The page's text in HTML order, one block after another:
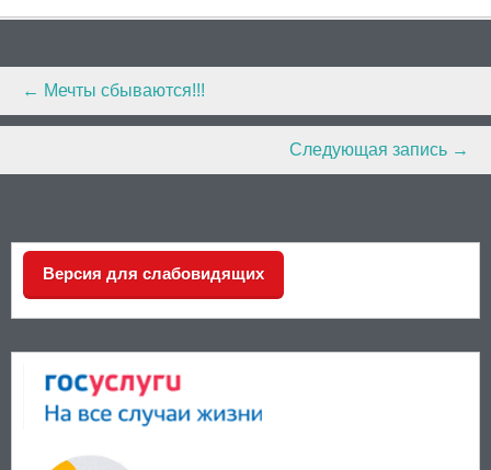
Post
navigation
← Мечты сбываются!!!
Следующая запись →
Версия для слабовидящих